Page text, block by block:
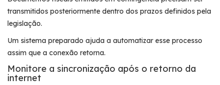
transmitidos posteriormente dentro dos prazos definidos pela
legislação.
Um sistema preparado ajuda a automatizar esse processo
assim que a conexão retorna.
Monitore a sincronização após o retorno da
internet